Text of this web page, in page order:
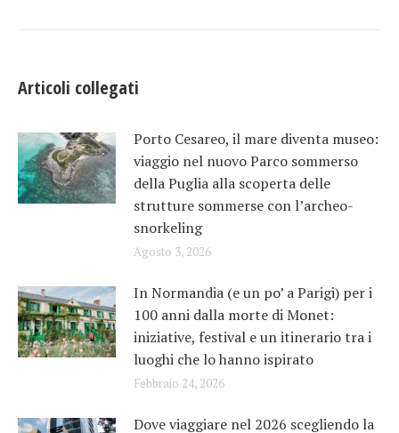
Articoli collegati
Porto Cesareo, il mare diventa museo:
viaggio nel nuovo Parco sommerso
della Puglia alla scoperta delle
strutture sommerse con l’archeo-
snorkeling
Agosto 3, 2026
In Normandia (e un po’ a Parigi) per i
100 anni dalla morte di Monet:
iniziative, festival e un itinerario tra i
luoghi che lo hanno ispirato
Febbraio 24, 2026
Dove viaggiare nel 2026 scegliendo la